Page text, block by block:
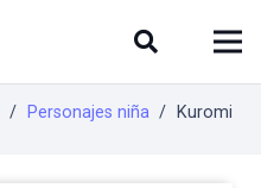
/ Personajes niña / Kuromi